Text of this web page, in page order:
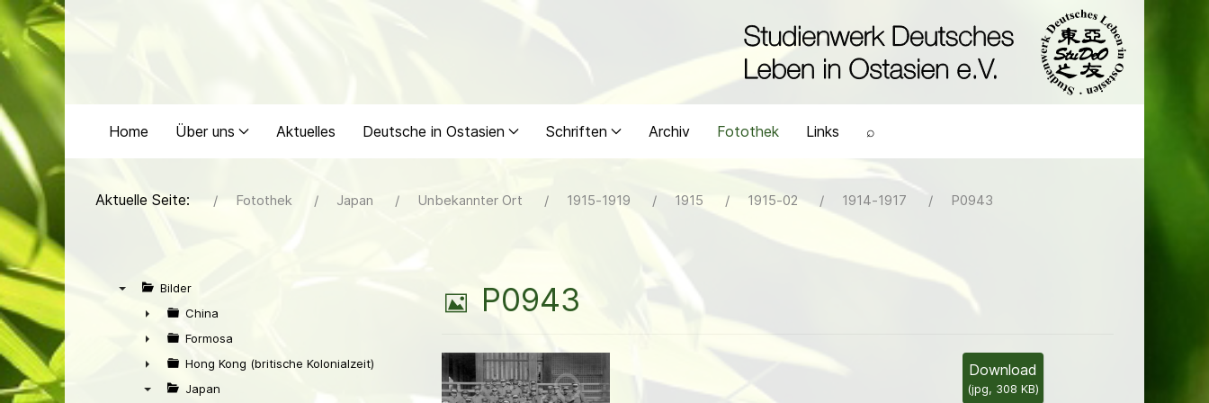
Home Über uns Aktuelles Deutsche in Ostasien Schriften Archiv Fotothek Links ⌕
Aktuelle Seite: Fotothek Japan Unbekannter Ort 1915-1919 1915 1915-02 1914-1917 P0943
Bilder
►
China
►
Formosa
►
Hong Kong (britische Kolonialzeit)
Japan
B
l
P0943
Download
(jpg, 308 KB)